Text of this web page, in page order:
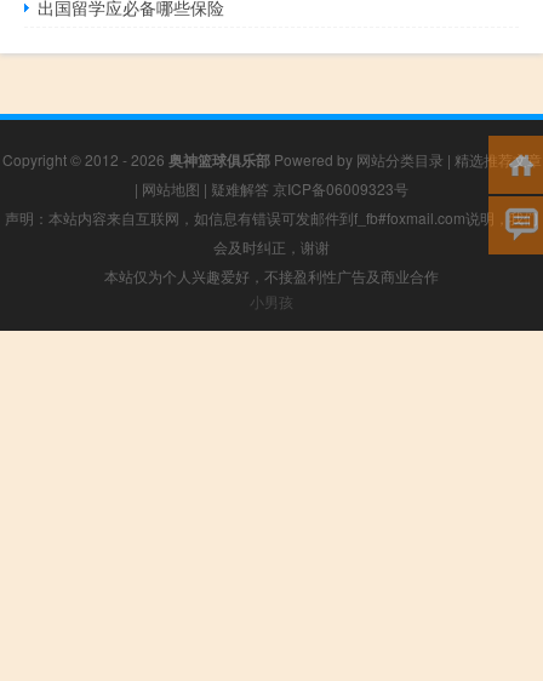
出国留学应必备哪些保险
Copyright © 2012 - 2026 奥神篮球俱乐部Powered by 网站分类目录 | 精选推荐文章
| 网站地图 | 疑难解答 京ICP备06009323号
声明：本站内容来自互联网，如信息有错误可发邮件到f_fb#foxmail.com说明，我们
会及时纠正，谢谢
本站仅为个人兴趣爱好，不接盈利性广告及商业合作
小男孩